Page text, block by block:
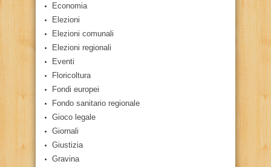
Economia
Elezioni
Elezioni comunali
Elezioni regionali
Eventi
Floricoltura
Fondi europei
Fondo sanitario regionale
Gioco legale
Giornali
Giustizia
Gravina